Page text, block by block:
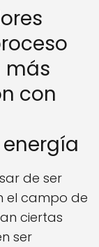
más
con
de ser
el campo de
ciertas
ser